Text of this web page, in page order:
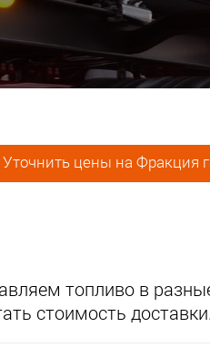
Уточнить цены на Фракция
топливо в
стоимость доставки.